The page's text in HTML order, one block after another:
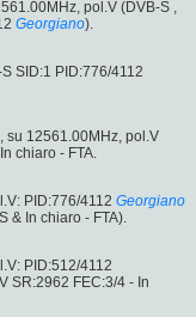
pol.V (DVB-S ,
Georgiano).
SID:1 PID:776/4112
su 12561.00MHz, pol.V
chiaro - FTA.
PID:776/4112 Georgiano
& In chiaro - FTA).
PID:512/4112
SR:2962 FEC:3/4 - In